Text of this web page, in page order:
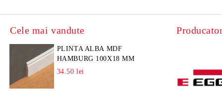
Cele mai vandute
PLINTA ALBA MDF
HAMBURG 100X18 MM
34.50 lei